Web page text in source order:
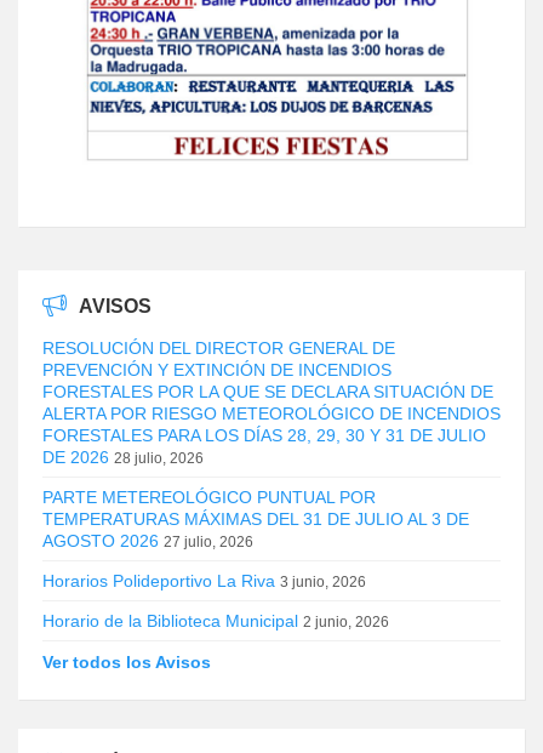
AVISOS
RESOLUCIÓN DEL DIRECTOR GENERAL DE
PREVENCIÓN Y EXTINCIÓN DE INCENDIOS
FORESTALES POR LA QUE SE DECLARA SITUACIÓN DE
ALERTA POR RIESGO METEOROLÓGICO DE INCENDIOS
FORESTALES PARA LOS DÍAS 28, 29, 30 Y 31 DE JULIO
DE 2026 28 julio, 2026
PARTE METEREOLÓGICO PUNTUAL POR
TEMPERATURAS MÁXIMAS DEL 31 DE JULIO AL 3 DE
AGOSTO 2026 27 julio, 2026
Horarios Polideportivo La Riva 3 junio, 2026
Horario de la Biblioteca Municipal 2 junio, 2026
Ver todos los Avisos